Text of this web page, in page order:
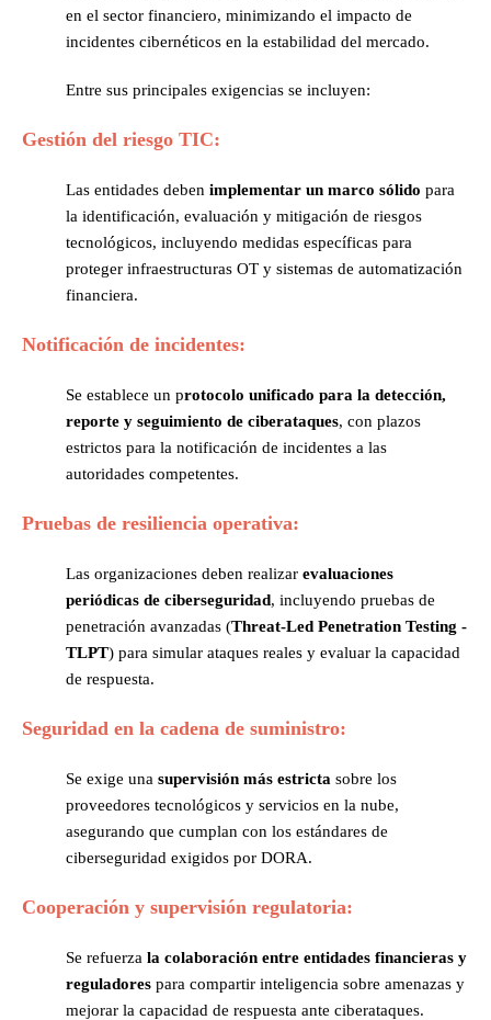
en el sector financiero, minimizando el impacto de
incidentes cibernéticos en la estabilidad del mercado.
Entre sus principales exigencias se incluyen:
Gestión del riesgo TIC:
Las entidades deben implementar un marco sólido para
la identificación, evaluación y mitigación de riesgos
tecnológicos, incluyendo medidas específicas para
proteger infraestructuras OT y sistemas de automatización
financiera.
Notificación de incidentes:
Se establece un protocolo unificado para la detección,
reporte y seguimiento de ciberataques, con plazos
estrictos para la notificación de incidentes a las
autoridades competentes.
Pruebas de resiliencia operativa:
Las organizaciones deben realizar evaluaciones
periódicas de ciberseguridad, incluyendo pruebas de
penetración avanzadas (Threat-Led Penetration Testing -
TLPT) para simular ataques reales y evaluar la capacidad
de respuesta.
Seguridad en la cadena de suministro:
Se exige una supervisión más estricta sobre los
proveedores tecnológicos y servicios en la nube,
asegurando que cumplan con los estándares de
ciberseguridad exigidos por DORA.
Cooperación y supervisión regulatoria:
Se refuerza la colaboración entre entidades financieras y
reguladores para compartir inteligencia sobre amenazas y
mejorar la capacidad de respuesta ante ciberataques.